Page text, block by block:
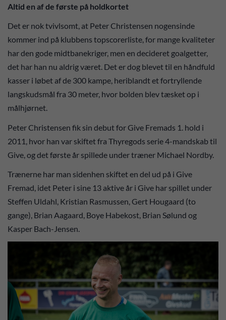
Altid en af de første på holdkortet
Det er nok tvivlsomt, at Peter Christensen nogensinde
kommer ind på klubbens topscorerliste, for mange kvaliteter
har den gode midtbanekriger, men en decideret goalgetter,
det har han nu aldrig været. Det er dog blevet til en håndfuld
kasser i løbet af de 300 kampe, heriblandt et fortryllende
langskudsmål fra 30 meter, hvor bolden blev tæsket op i
målhjørnet.
Peter Christensen fik sin debut for Give Fremads 1. hold i
2011, hvor han var skiftet fra Thyregods serie 4-mandskab til
Give, og det første år spillede under træner Michael Nordby.
Trænerne har man sidenhen skiftet en del ud på i Give
Fremad, idet Peter i sine 13 aktive år i Give har spillet under
Steffen Uldahl, Kristian Rasmussen, Gert Hougaard (to
gange), Brian Aagaard, Boye Habekost, Brian Sølund og
Kasper Bach-Jensen.